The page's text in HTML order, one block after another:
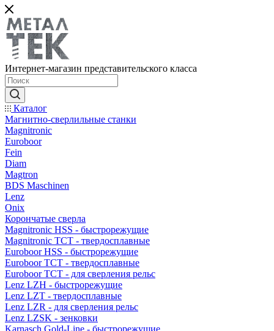
Интернет-магазин представительского класса
Каталог
Магнитно-сверлильные станки
Magnitronic
Euroboor
Fein
Diam
Magtron
BDS Maschinen
Lenz
Onix
Корончатые сверла
Magnitronic HSS - быстрорежущие
Magnitronic TCT - твердосплавные
Euroboor HSS - быстрорежущие
Euroboor TCT - твердосплавные
Euroboor TCT - для сверления рельс
Lenz LZH - быстрорежущие
Lenz LZT - твердосплавные
Lenz LZR - для сверления рельс
Lenz LZSK - зенковки
Karnasch Gold-Line - быстрорежущие